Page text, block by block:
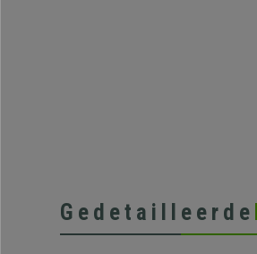
Gedetailleerde